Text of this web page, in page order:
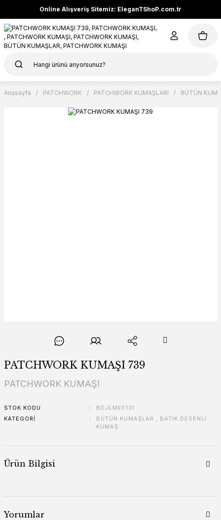
Online Alışveriş Sitemiz: EleganTShoP.com.tr
Anasayfa PATCHWORK PATCHWORK KUMAŞLARI BÜTÜN
PATCHWORK KUMAŞI 739
PATCHWORK KUMAŞI
STOK KODU
BDJLMEF131
KATEGORI
BÜTÜN KUMAŞLAR , BATİK DESENLİ
KUMAŞ
Ürün Bilgisi
Yorumlar